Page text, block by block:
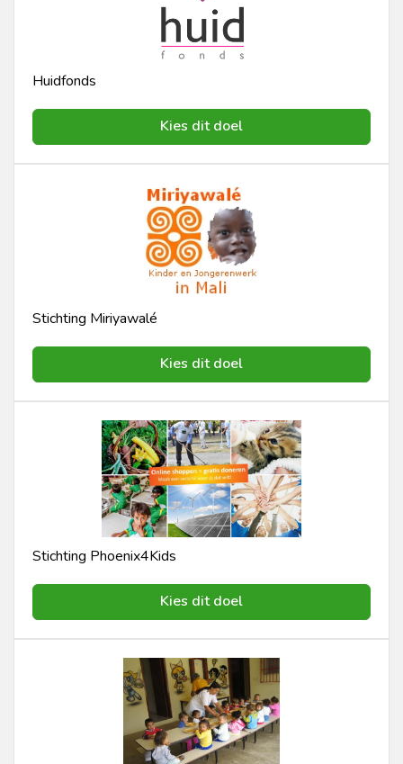
Huidfonds
Kies dit doel
Stichting Miriyawalé
Kies dit doel
Stichting Phoenix4Kids
Kies dit doel